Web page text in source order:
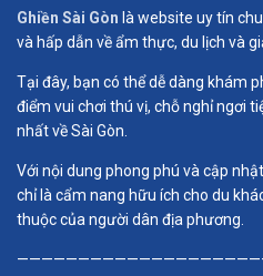
Ghiền Sài Gòn là website uy tín
và hấp dẫn về ẩm thực, du lịch và
Tại đây, bạn có thể dễ dàng khám
điểm vui chơi thú vị, chỗ nghỉ ngơi
nhất về Sài Gòn.
Với nội dung phong phú và cập
chỉ là cẩm nang hữu ích cho du
thuộc của người dân địa phương.